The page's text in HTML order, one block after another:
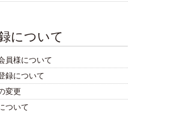
について
員様について
録について
変更
ついて